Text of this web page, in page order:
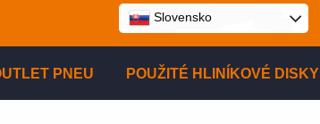
Slovensko
PNEU POUŽITÉ HLINÍKOVÉ DISKY